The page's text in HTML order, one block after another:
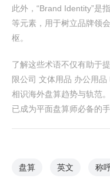
此外，“Brand Identity”是
等元素，用于树立品牌领
枢。
了解这些术语不仅有助于
限公司 文体用品 办公用
相识海外盘算趋势与轨范
已成为平面盘算师必备的手
盘算 英文 称